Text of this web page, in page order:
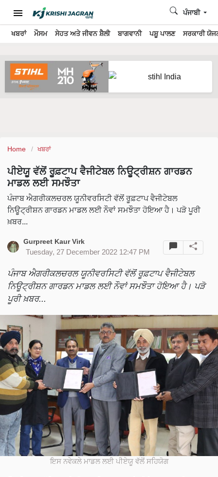
ਖਬਰਾਂ ਮੌਸਮ ਸੇਹਤ ਅਤੇ ਜੀਵਨ ਸ਼ੈਲੀ ਬਾਗਵਾਨੀ ਪਸ਼ੂ ਪਾਲਣ ਸਰਕਾਰੀ
ਪੰਜਾਬੀ
Home ਖਬਰਾਂ
ਪੀਏਯੂ ਵੱਲੋਂ ਰੂਫ਼ਟਾਪ ਵੈਜੀਟੇਬਲ ਨਿਊਟ੍ਰੀਸ਼ਨ ਗਾਰਡਨ
ਮਾਡਲ ਲਈ ਸਮਝੌਤਾ
ਪੰਜਾਬ ਐਗਰੀਕਲਚਰਲ ਯੂਨੀਵਰਸਿਟੀ ਵੱਲੋਂ ਰੂਫ਼ਟਾਪ ਵੈਜੀਟੇਬਲ
ਨਿਊਟ੍ਰੀਸ਼ਨ ਗਾਰਡਨ ਮਾਡਲ ਲਈ ਨੌਵਾਂ ਸਮਝੌਤਾ ਹੋਇਆ ਹੈ। ਪੜੋ ਪੂਰੀ
ਖ਼ਬਰ...
Gurpreet Kaur Virk
Tuesday, 27 December 2022 12:47 PM
ਪੰਜਾਬ ਐਗਰੀਕਲਚਰਲ ਯੂਨੀਵਰਸਿਟੀ ਵੱਲੋਂ ਰੂਫ਼ਟਾਪ ਵੈਜੀਟੇਬਲ
ਨਿਊਟ੍ਰੀਸ਼ਨ ਗਾਰਡਨ ਮਾਡਲ ਲਈ ਨੌਵਾਂ ਸਮਝੌਤਾ ਹੋਇਆ ਹੈ। ਪੜੋ
ਪੂਰੀ ਖ਼ਬਰ...
ਇਸ ਨਵੇਕਲੇ ਮਾਡਲ ਲਈ ਪੀਏਯੂ ਵੱਲੋਂ ਸਹਿਯੋਗ